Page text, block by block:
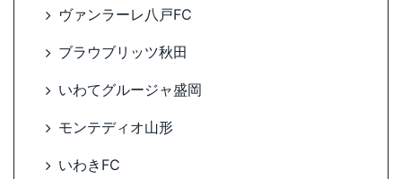
ヴァンラーレ八戸FC
ブラウブリッツ秋田
いわてグルージャ盛岡
モンテディオ山形
いわきFC